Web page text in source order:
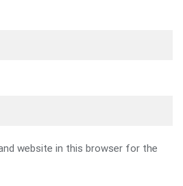
website in this browser for the